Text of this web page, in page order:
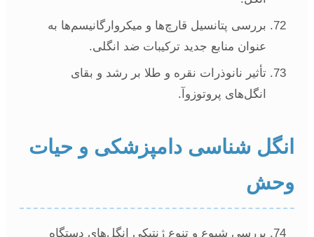
بررسی پتانسیل قارچ‌ها و میکروارگانیسم‌ها به
عنوان منابع جدید ترکیبات ضد انگلی.
تأثیر نانوذرات نقره و طلا بر رشد و بقای
انگل‌های پروتوزوآ.
شناسی دامپزشکی و حیات
بررسی شیوع و تنوع ژنتیکی انگل‌های دستگاه